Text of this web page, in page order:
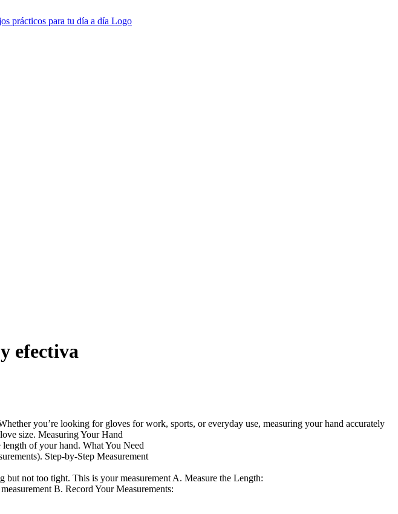
efectiva
you’re looking for gloves for work, sports, or everyday use, measuring your hand accurately
size. Measuring Your Hand
of your hand. What You Need
Step-by-Step Measurement
not too tight. This is your measurement A. Measure the Length:
B. Record Your Measurements: